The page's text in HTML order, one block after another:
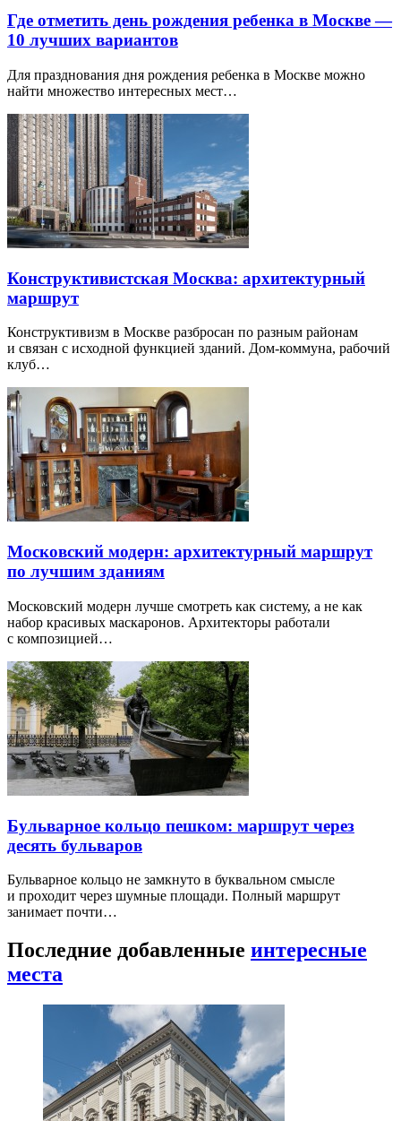
Где отметить день рождения ребенка в Москве —
10 лучших вариантов
Для празднования дня рождения ребенка в Москве можно
найти множество интересных мест…
Конструктивистская Москва: архитектурный
маршрут
Конструктивизм в Москве разбросан по разным районам
и связан с исходной функцией зданий. Дом-коммуна, рабочий
клуб…
Московский модерн: архитектурный маршрут
по лучшим зданиям
Московский модерн лучше смотреть как систему, а не как
набор красивых маскаронов. Архитекторы работали
с композицией…
Бульварное кольцо пешком: маршрут через
десять бульваров
Бульварное кольцо не замкнуто в буквальном смысле
и проходит через шумные площади. Полный маршрут
занимает почти…
Последние добавленные интересные
места